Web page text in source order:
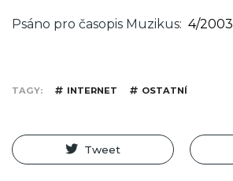
Psáno pro časopis Muzikus 4/2003
TAGY INTERNET OSTATNÍ
Tweet